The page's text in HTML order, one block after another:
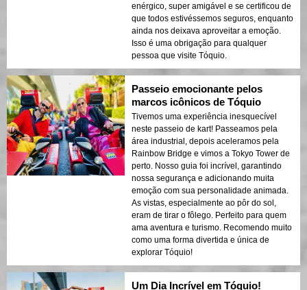
enérgico, super amigável e se certificou de
que todos estivéssemos seguros, enquanto
ainda nos deixava aproveitar a emoção.
Isso é uma obrigação para qualquer
pessoa que visite Tóquio.
Passeio emocionante pelos
marcos icônicos de Tóquio
Tivemos uma experiência inesquecível
neste passeio de kart! Passeamos pela
área industrial, depois aceleramos pela
Rainbow Bridge e vimos a Tokyo Tower de
perto. Nosso guia foi incrível, garantindo
nossa segurança e adicionando muita
emoção com sua personalidade animada.
As vistas, especialmente ao pôr do sol,
eram de tirar o fôlego. Perfeito para quem
ama aventura e turismo. Recomendo muito
como uma forma divertida e única de
explorar Tóquio!
Um Dia Incrível em Tóquio!